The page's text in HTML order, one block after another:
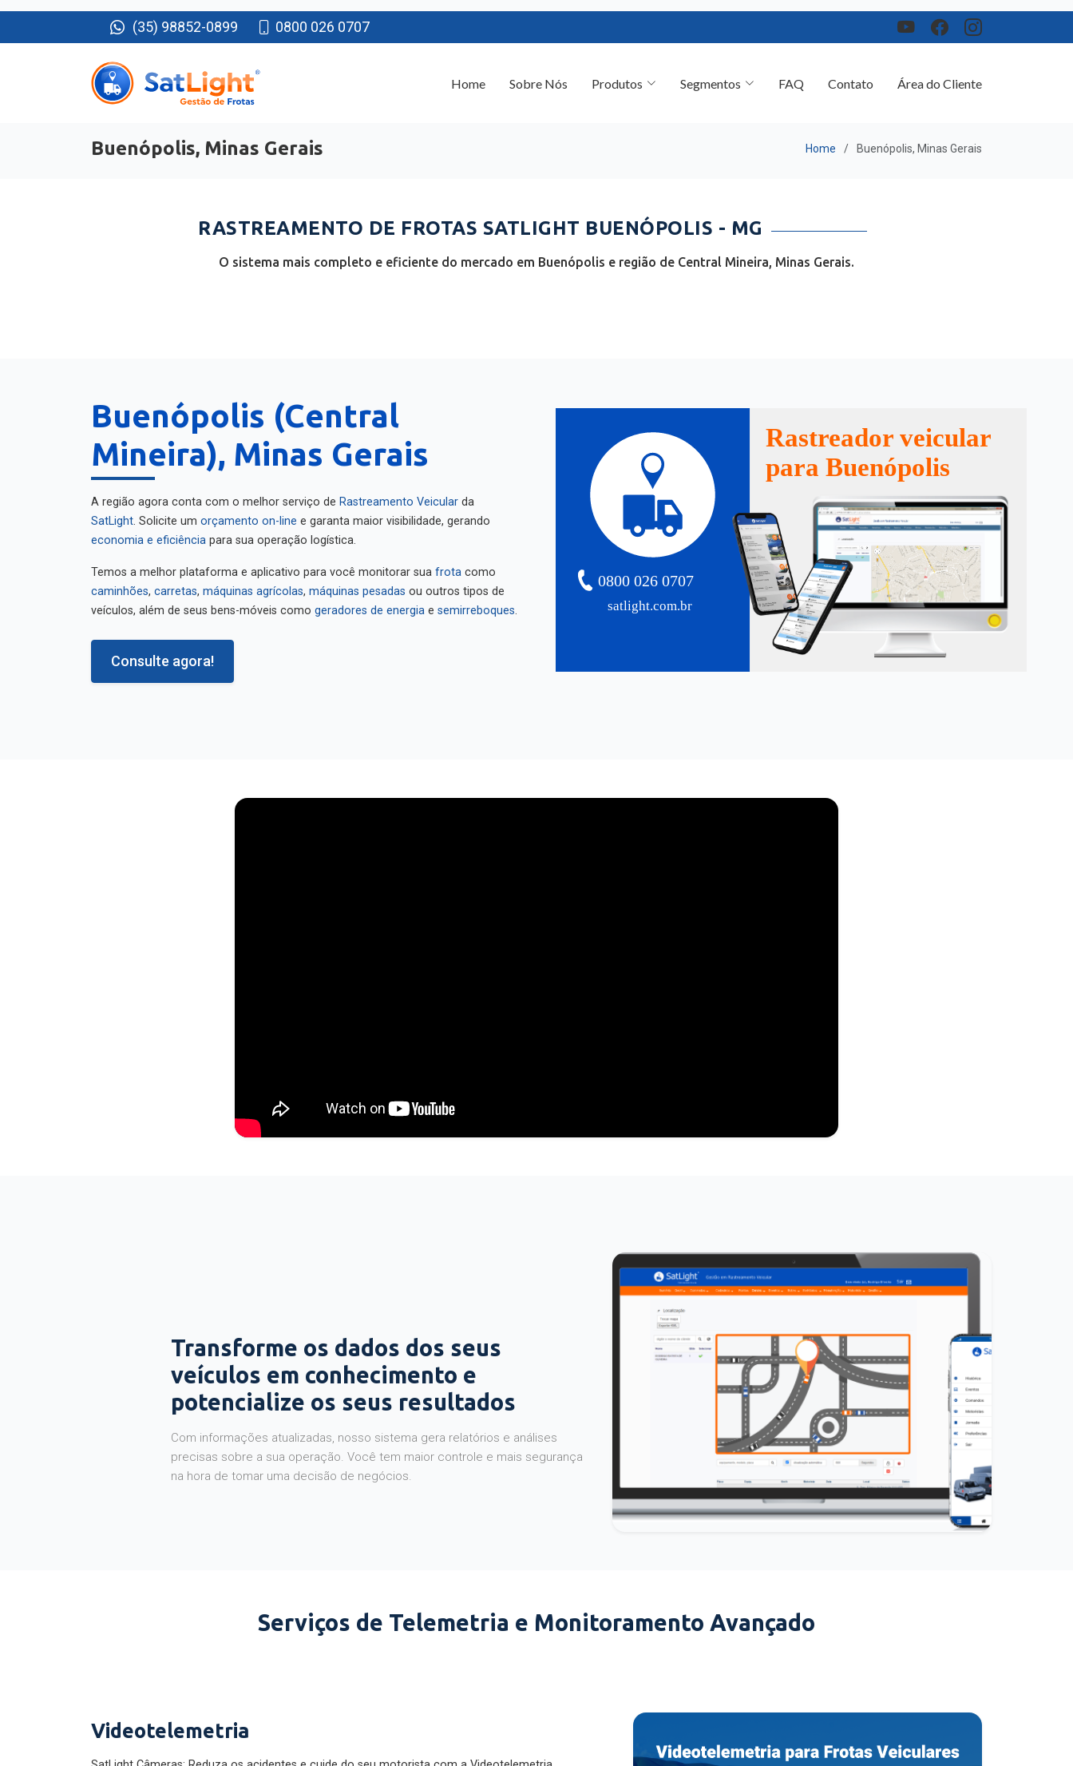
(35) 98852-0899 0800 026 0707
Buenópolis, Minas Gerais Home Buenópolis, Minas Gerais
RASTREAMENTO DE FROTAS SATLIGHT BUENÓPOLIS - MG
O sistema mais completo e eficiente do mercado em Buenópolis e região de Central Mineira, Minas Gerais.
Buenópolis (Central
Mineira), Minas Gerais
A região agora conta com o melhor serviço de Rastreamento Veicular
da
SatLight . Solicite um orçamento on-line
e garanta maior visibilidade, gerando
economia e eficiência
para sua operação logística.
Temos a melhor plataforma e aplicativo para você monitorar sua frota
caminhões
carretas máquinas agrícolas máquinas pesadas
ou outros tipos de
veículos, além de seus bens-móveis como
geradores de energia semirreboques
Consulte agora!
satlight.com.br
0800 026 0707
Rastreador veicular
para Buenópolis
Transforme os dados dos seus
veículos em conhecimento e
potencialize os seus resultados
Com informações atualizadas, nosso sistema gera relatórios e análises
precisas sobre a sua operação. Você tem maior controle e mais segurança
na hora de tomar uma decisão de negócios.
Serviços de Telemetria e Monitoramento Avançado
Videotelemetria
SatLight Câmeras: Reduza os acidentes e cuide do seu motorista com a Videotelemetria.